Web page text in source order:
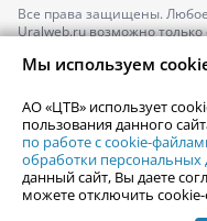
Все права защищены.
Uralweb.ru возможно
По вопросам размещения
По вопросам размещения
afisha@uralweb.ru
Пользовательское
Политика АО «ЦТВ» в
Мы используем
АО «ЦТВ» использует
пользования данного
по работе с cookie-
обработки персональных
данный сайт, Вы даете
можете отключить